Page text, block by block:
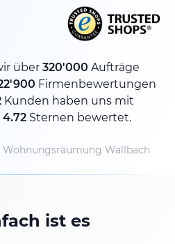
über 320'000 Aufträge
Firmenbewertungen
Kunden haben uns mit
4.72 Sternen bewertet.
Wohnungsräumung Wallbach
ist es